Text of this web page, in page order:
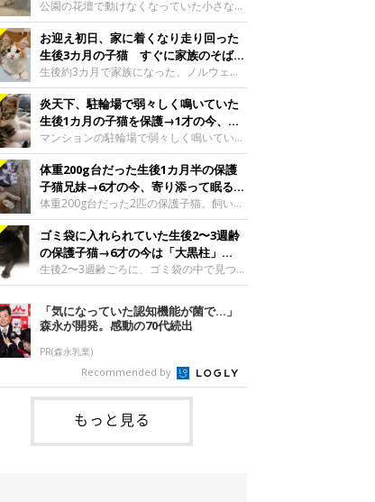
と“姉妹”のような関係に
公園の花壇で動けなくなっていた小さな子
猫。家族に迎えられてから6年、先住猫と
の間には深い絆が育まれていました。保護
当時のティダちゃん。
@muumuu62197189紹介するのは、
X（旧Twitter）ユーザー
@muumuu62197189さんの愛猫・ティダ
ちゃん（取材時6才）の成長記録です。こ
ちらは、生後3カ月ごろのティダちゃん。
飼い主さんが出会ったのは、夜から大雨に
なると予報されていた日の夕方でした。花
壇で動けずにいた子猫保護したばかりのテ
ィダちゃん。@muumuu62197189飼い主
さんは、公園の
お迎え初日、家に着くなり走り回った
生後3カ月の子猫 すぐに家族のそばで
落ち着く姿に「迎えてよかった」
生後約3カ月で家族になった、ノルウェー
ジャンフォレストキャットの子猫。お迎え
翌日には、すでに家でくつろぐ様子を見せ
ていました。お迎え翌日、ベッドでうとう
とするむうちゃんお迎え翌日のむうちゃ
ん。@umimugi0304紹介するのは、
Instagramユーザー@umimugi0304さんの
愛猫・むうちゃん（撮影時、生後約3カ月
／ノルウェージャンフォレストキャッ
ト）。こちらは、お迎え翌日に撮影された
一枚。ゴハンをお腹いっぱい食べたむうち
ゃんは眠くなり、飼い主さん夫婦のベッド
でうとうとし始めたのだとか。飼い主さ
炎天下、駐輪場で弱々しく鳴いていた
生後1カ月の子猫を保護→1才の今、筋
肉質でツンデレなコに成長
マンションの駐輪場で弱々しく鳴いてい
た、生後1カ月ほどの子猫。家族に迎えら
れてから1年、体も行動も大きく成長しま
した。炎天下の駐輪場で鳴いていた小さな
子猫保護当時のモモちゃん。@Kingponzu
紹介するのは、X（旧Twitter）ユーザー
@Kingponzuさんの愛猫・モモちゃん（取
材時1才）の成長記録です。こちらは、モ
モちゃんが生後1カ月ごろに撮影された一
枚。飼い主さんの自宅マンションの駐輪場
です。子猫時代のモモちゃん。
@Kingponzuその日は気温が35℃を
体重200g台だった生後1カ月半の保護
子猫兄妹→6才の今、寄り添って眠る姿
にほっこり！
体重200g台だった2匹の保護子猫。飼い主
さんの家族になってから6年、ともに成長
するなかで、2匹の関係にも少しずつ変化
が見られました。家族になったばかりの小
さな兄妹猫（写真上から）妹猫・てんちゃ
ん、兄猫・ラムくん。@ten_ramu紹介す
るのは、X（旧Twitter）ユーザー
@ten_ramuさんの愛猫・ラムくんとてん
ちゃん（ともに取材時6才）の成長記録で
す。この写真は、お迎えして間もない生後
1カ月半ごろの2匹。当時、ラムくんは260
グラム、てんちゃんは209グラムと、どち
らもとても小さな体でした。2匹
ゴミ袋に入れられていた生後2〜3週齢
の保護子猫→6才の今は「大黒柱」
に！ 美しい黒猫に成長した姿にグッ
とくる
生後2〜3週齢ごろに、ゴミ袋の中で見つか
った小さな命。ミルクから育てられたその
子猫は今、家族に欠かせない存在へと成長
しました。ゴミ袋の中で見つかった、ミニ
モグラのような子猫よちよち歩きをしてい
たころの、生後2〜3週齢ごろのドンちゃ
ん。@doddou_1今回紹介するのは、
X（旧Twitter）ユーザー@doddou_1さん
の愛猫・ドンちゃん（取材時、推定6才／
本名：ドミトリー・ドンスコイ）。ドンち
ゃんは、保護猫でした。ドンちゃんが見つ
かったのは、飼い主さんの姉の勤め先の敷
「気になっていた認知機能が菌で…」
森永が開発。感動の70代続出
PR(森永乳業)
Recommended by
もっと見る